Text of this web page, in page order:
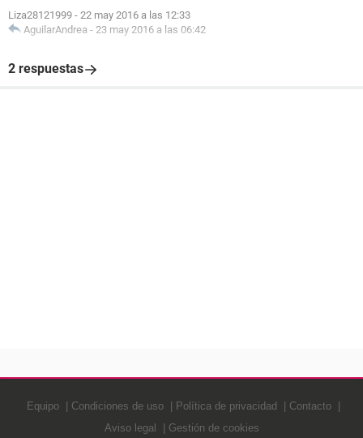
Liza28121999 - 22 may 2016 a las 12:33
AguilarAndrea - 23 may 2016 a las 06:42
2 respuestas
Equipo Condiciones de uso Política de privacidad
Contacto
Aviso legal
Gestión de cookies